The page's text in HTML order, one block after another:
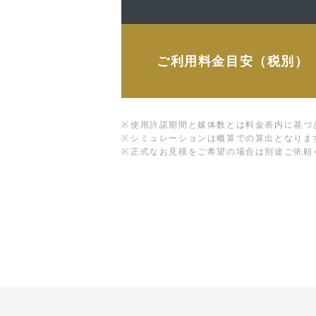
ご利用料金目安（税別）
※ 使用許諾期間と媒体数とは料金表内に基づ
※ シミュレーションは概算での算出となりま
※ 正式なお見積をご希望の場合は別途ご依頼